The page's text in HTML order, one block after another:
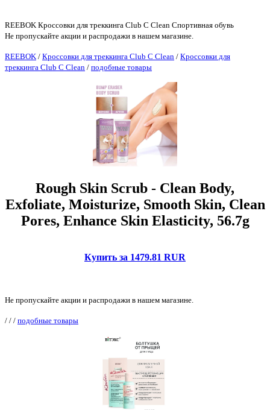
REEBOK Кроссовки для треккинга Club C Clean Спортивная обувь
Не пропускайте акции и распродажи в нашем магазине.
REEBOK / Кроссовки для треккинга Club C Clean / Кроссовки для
треккинга Club C Clean / подобные товары
Rough Skin Scrub - Clean Body,
Exfoliate, Moisturize, Smooth Skin, Clean
Pores, Enhance Skin Elasticity, 56.7g
Купить за 1479.81 RUR
Не пропускайте акции и распродажи в нашем магазине.
/ / / подобные товары